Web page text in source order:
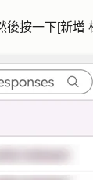
後按一下[新增